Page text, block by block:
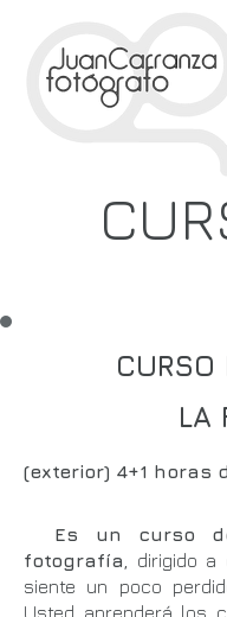
LA
(exterior) 4+1 horas
Es un curso
fotografía
, dirigido
siente un poco
Usted aprenderá los